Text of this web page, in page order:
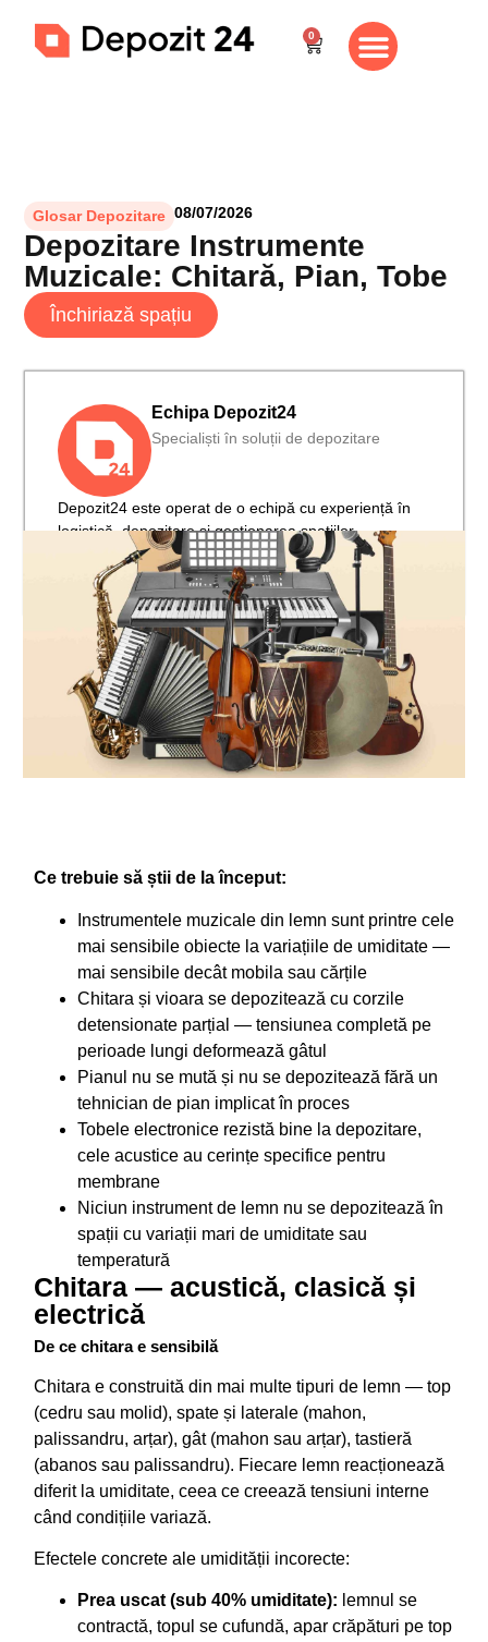
0
Glosar Depozitare 08/07/2026
Depozitare Instrumente
Muzicale: Chitară, Pian, Tobe
Închiriază spațiu
Echipa Depozit24
Specialiști în soluții de depozitare
Depozit24 este operat de o echipă cu experiență în
logistică, depozitare și gestionarea spațiilor
comerciale.
Ce trebuie să știi de la început:
Instrumentele muzicale din lemn sunt printre cele
mai sensibile obiecte la variațiile de umiditate —
mai sensibile decât mobila sau cărțile
Chitara și vioara se depozitează cu corzile
detensionate parțial — tensiunea completă pe
perioade lungi deformează gâtul
Pianul nu se mută și nu se depozitează fără un
tehnician de pian implicat în proces
Tobele electronice rezistă bine la depozitare,
cele acustice au cerințe specifice pentru
membrane
Niciun instrument de lemn nu se depozitează în
spații cu variații mari de umiditate sau
temperatură
Chitara — acustică, clasică și
electrică
De ce chitara e sensibilă
Chitara e construită din mai multe tipuri de lemn — top
(cedru sau molid), spate și laterale (mahon,
palissandru, arțar), gât (mahon sau arțar), tastieră
(abanos sau palissandru). Fiecare lemn reacționează
diferit la umiditate, ceea ce creează tensiuni interne
când condițiile variază.
Efectele concrete ale umidității incorecte:
Prea uscat (sub 40% umiditate): lemnul se
contractă, topul se cufundă, apar crăpături pe top